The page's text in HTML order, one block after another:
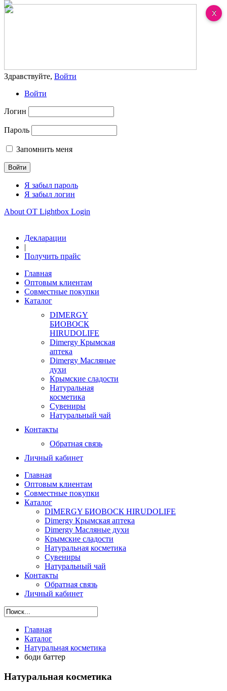
Здравствуйте, Войти
Войти
Логин
Пароль
Запомнить меня
Я забыл пароль
Я забыл логин
About OT Lightbox Login
Декларации
|
Получить прайс
Главная
Оптовым клиентам
Совместные покупки
Каталог
DIMERGY
БИОВОСК
HIRUDOLIFE
Dimergy Крымская
аптека
Dimergy Масляные
духи
Крымские сладости
Натуральная
косметика
Сувениры
Натуральный чай
Контакты
Обратная связь
Личный кабинет
Главная
Оптовым клиентам
Совместные покупки
Каталог
DIMERGY БИОВОСК HIRUDOLIFE
Dimergy Крымская аптека
Dimergy Масляные духи
Крымские сладости
Натуральная косметика
Сувениры
Натуральный чай
Контакты
Обратная связь
Личный кабинет
Главная
Каталог
Натуральная косметика
боди баттер
Натуральная косметика